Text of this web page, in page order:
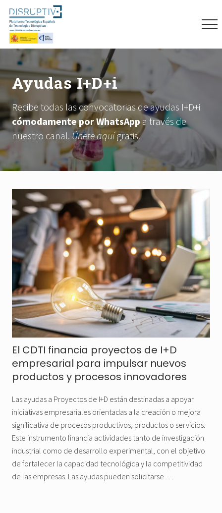
Menu
Skip
main
content
Skip
primary
sidebar
Skip
footer
Ayudas I+D+i
Recibe todas las convocatorias de ayudas I+D+i
cómodamente por WhatsApp a través de
nuestro canal. Únete aquígratis.
El CDTI financia proyectos de I+D
empresarial para impulsar nuevos
productos y procesos innovadores
Las ayudas a Proyectos de I+D están destinadas a apoyar
iniciativas empresariales orientadas a la creación o mejora
significativa de procesos productivos, productos o servicios.
Este instrumento financia actividades tanto de investigación
industrial como de desarrollo experimental, con el objetivo
de fortalecer la capacidad tecnológica y la competitividad
de las empresas. Las ayudas pueden solicitarse …